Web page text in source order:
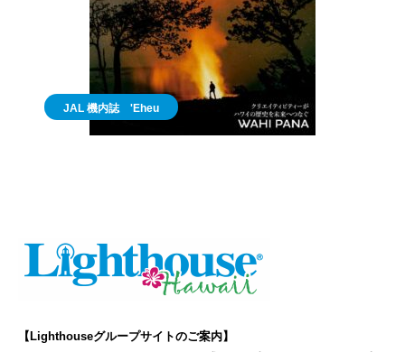
JAL 機内誌 'Eheu
【Lighthouseグループサイトのご案内】